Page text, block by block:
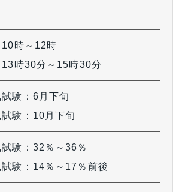
10時～12時
13時30分～15時30分
試験：6月下旬
験：10月下旬
試験：32％～36％
験：14％～17％前後